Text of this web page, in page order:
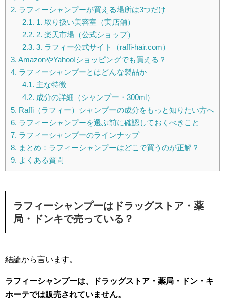
2. ラフィーシャンプーが買える場所は3つだけ
2.1. 1. 取り扱い美容室（実店舗）
2.2. 2. 楽天市場（公式ショップ）
2.3. 3. ラフィー公式サイト（raffi-hair.com）
3. AmazonやYahoo!ショッピングでも買える？
4. ラフィーシャンプーとはどんな製品か
4.1. 主な特徴
4.2. 成分の詳細（シャンプー・300ml）
5. Raffi（ラフィー）シャンプーの成分をもっと知りたい方へ
6. ラフィーシャンプーを選ぶ前に確認しておくべきこと
7. ラフィーシャンプーのラインナップ
8. まとめ：ラフィーシャンプーはどこで買うのが正解？
9. よくある質問
ラフィーシャンプーはドラッグストア・薬
局・ドンキで売っている？
結論から言います。
ラフィーシャンプーは、ドラッグストア・薬局・ドン・キ
ホーテでは販売されていません。